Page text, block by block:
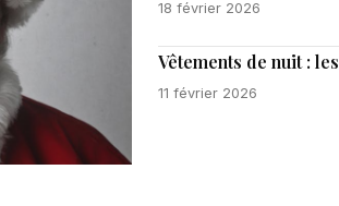
18 février 2026
Vêtements de nuit :
11 février 2026